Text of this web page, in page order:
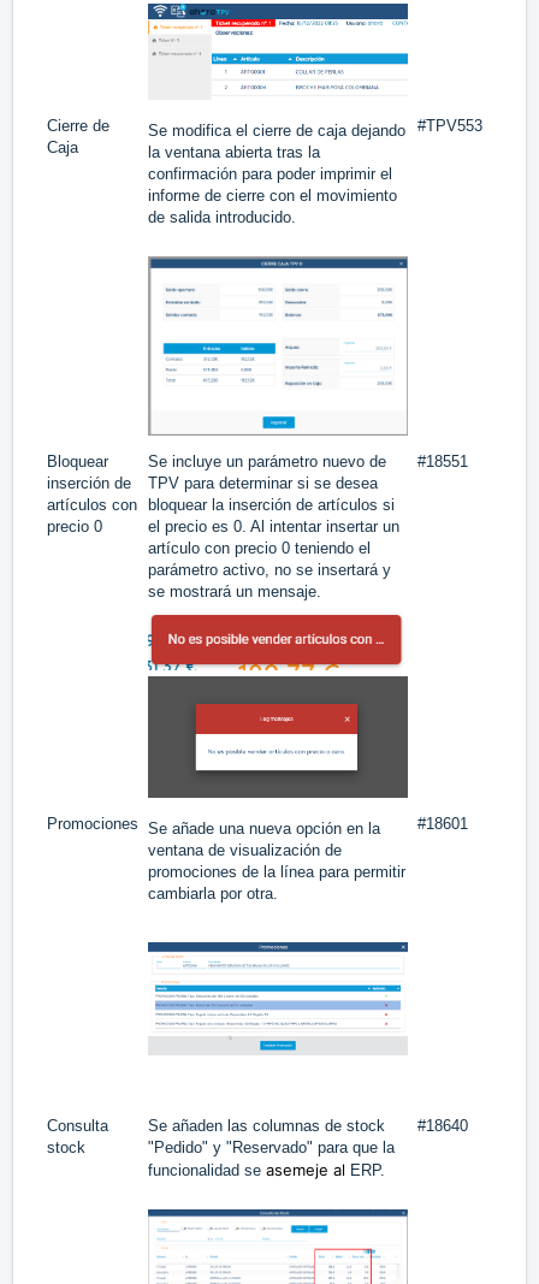
Cierre de
Caja
Se modifica el cierre de caja dejando
la ventana abierta tras la
confirmación para poder imprimir el
informe de cierre con el movimiento
de salida introducido.
#TPV553
Bloquear
inserción de
artículos con
precio 0
Se incluye un parámetro nuevo de
TPV para determinar si se desea
bloquear la inserción de artículos si
el precio es 0. Al intentar insertar un
artículo con precio 0 teniendo el
parámetro activo, no se insertará y
se mostrará un mensaje.
#18551
Promociones Se añade una nueva opción en la
ventana de visualización de
promociones de la línea para permitir
cambiarla por otra.
#18601
Consulta
stock
Se añaden las columnas de stock
"Pedido" y "Reservado" para que la
funcionalidad se asemeje al ERP.
#18640